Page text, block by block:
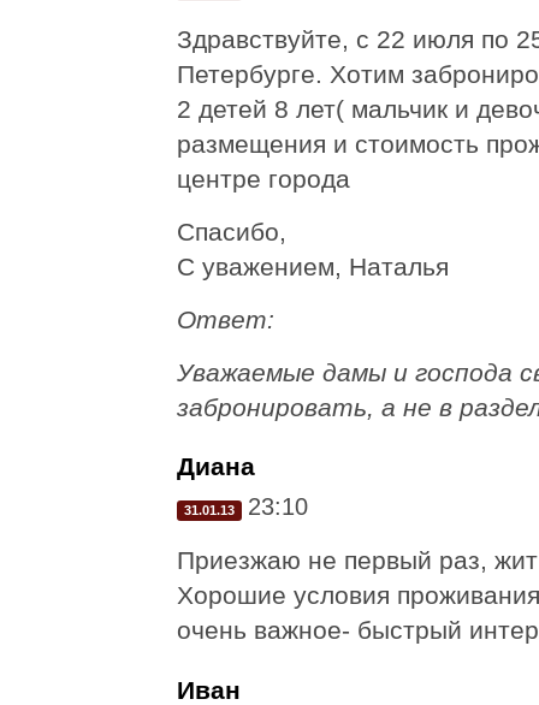
Здравствуйте, с 22 июля по
Петербурге. Хотим
2 детей 8 лет( мальчик и
размещения и стоимость
центре города
Спасибо,
С уважением, Наталья
Ответ:
Уважаемые дамы и господа
забронировать, а не в
Диана
31.01.13 23:10
Приезжаю не первый раз,
Хорошие условия
очень важное- быстрый
Иван